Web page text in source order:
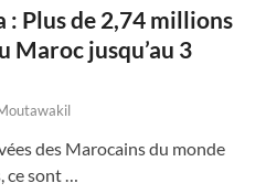
Plus de 2,74 millions
Maroc jusqu’au 3
des Marocains du monde
sont …